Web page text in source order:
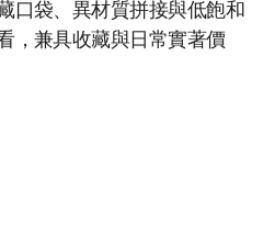
口袋、異材質拼接與低飽和
，兼具收藏與日常實著價